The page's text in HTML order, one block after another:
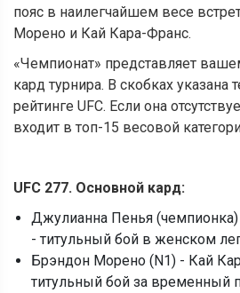
пояс в наилегчайшем весе
Морено и Кай Кара-Франс.
«Чемпионат» представляет
кард турнира. В скобках указана
рейтинге UFC. Если она
входит в топ-15 весовой
UFC 277. Основной кард:
Джулианна Пенья
- титульный бой в женском
Брэндон Морено (N1) - Кай
титульный бой за временный